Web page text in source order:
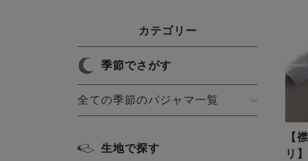
カテゴリー
季節でさがす
全ての季節のパジャマ一覧
生地で探す
【
リ】